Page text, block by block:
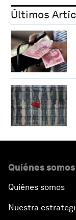
Últimos
Quiénes somos
Quiénes somos
Nuestra